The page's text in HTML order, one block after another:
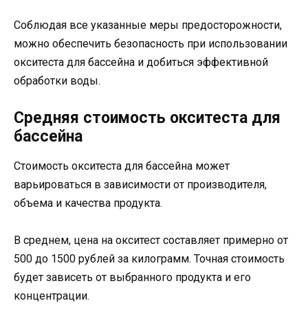
Соблюдая все указанные меры предосторожности,
можно обеспечить безопасность при использовании
окситеста для бассейна и добиться эффективной
обработки воды.
Средняя стоимость окситеста для
бассейна
Стоимость окситеста для бассейна может
варьироваться в зависимости от производителя,
объема и качества продукта.
В среднем, цена на окситест составляет примерно от
500 до 1500 рублей за килограмм. Точная стоимость
будет зависеть от выбранного продукта и его
концентрации.